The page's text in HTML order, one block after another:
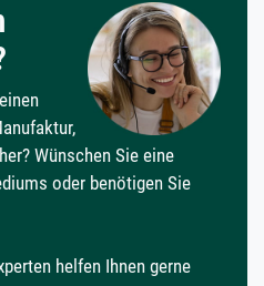
Wünschen Sie eine
oder benötigen Sie
helfen Ihnen gerne